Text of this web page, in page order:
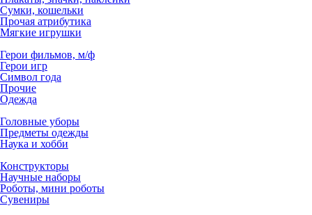
Сумки, кошельки
Прочая атрибутика
Мягкие игрушки
Герои фильмов, м/ф
Герои игр
Символ года
Прочие
Одежда
Головные уборы
Предметы одежды
Наука и хобби
Конструкторы
Научные наборы
Роботы, мини роботы
Сувениры